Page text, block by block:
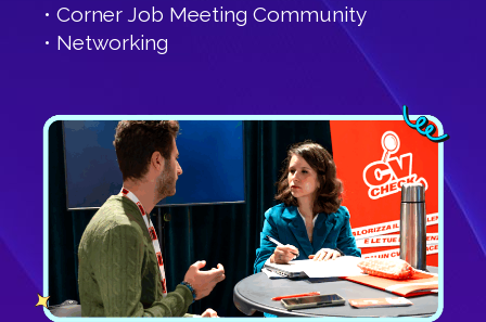
• Corner Job Meeting Community
• Networking